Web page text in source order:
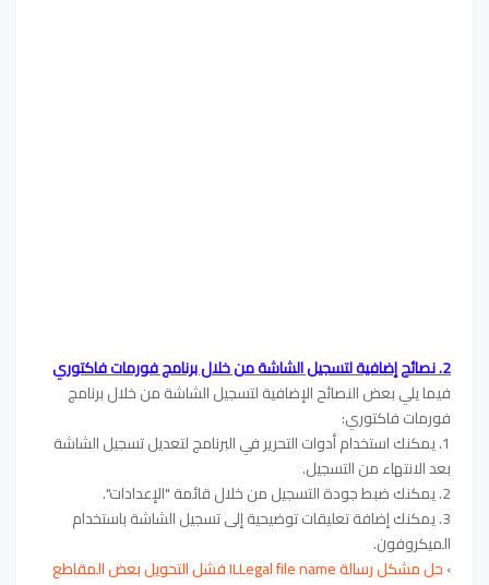
2. نصائح إضافية لتسجيل الشاشة من خلال برنامج فورمات فاكتوري
فيما يلي بعض النصائح الإضافية لتسجيل الشاشة من خلال برنامج
فورمات فاكتوري:
1. يمكنك استخدام أدوات التحرير في البرنامج لتعديل تسجيل الشاشة
بعد الانتهاء من التسجيل.
2. يمكنك ضبط جودة التسجيل من خلال قائمة "الإعدادات".
3. يمكنك إضافة تعليقات توضيحية إلى تسجيل الشاشة باستخدام
الميكروفون.
›حل مشكل رسالة ILLegal file name فشل التحويل بعض المقاطع